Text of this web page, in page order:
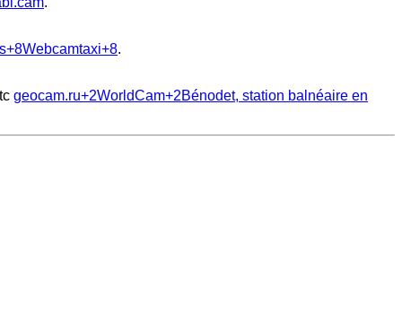
+8Webcamtaxi+8.
geocam.ru+2WorldCam+2Bénodet, station balnéaire en